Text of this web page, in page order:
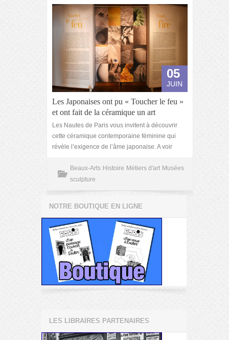
05
JUIN
Les Japonaises ont pu « Toucher le feu »
et ont fait de la céramique un art
Les Nautes de Paris vous invitent à découvrir
cette céramique contemporaine féminine qui
révèle l’exigence de l’âme japonaise. A voir
Beaux-Arts Histoire Métiers d'art Musées
sculpture
NOTRE BOUTIQUE EN LIGNE
LES LIBRAIRES PARTENAIRES